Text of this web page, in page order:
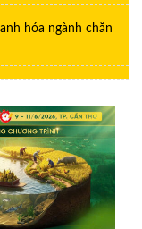
hóa ngành chăn